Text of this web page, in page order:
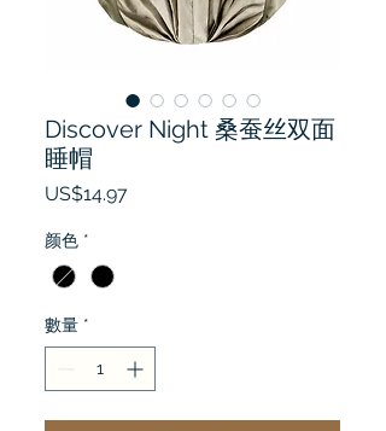
Discover Night 桑蚕丝双面
睡帽
US$14.97價
颜色 *
數量 *